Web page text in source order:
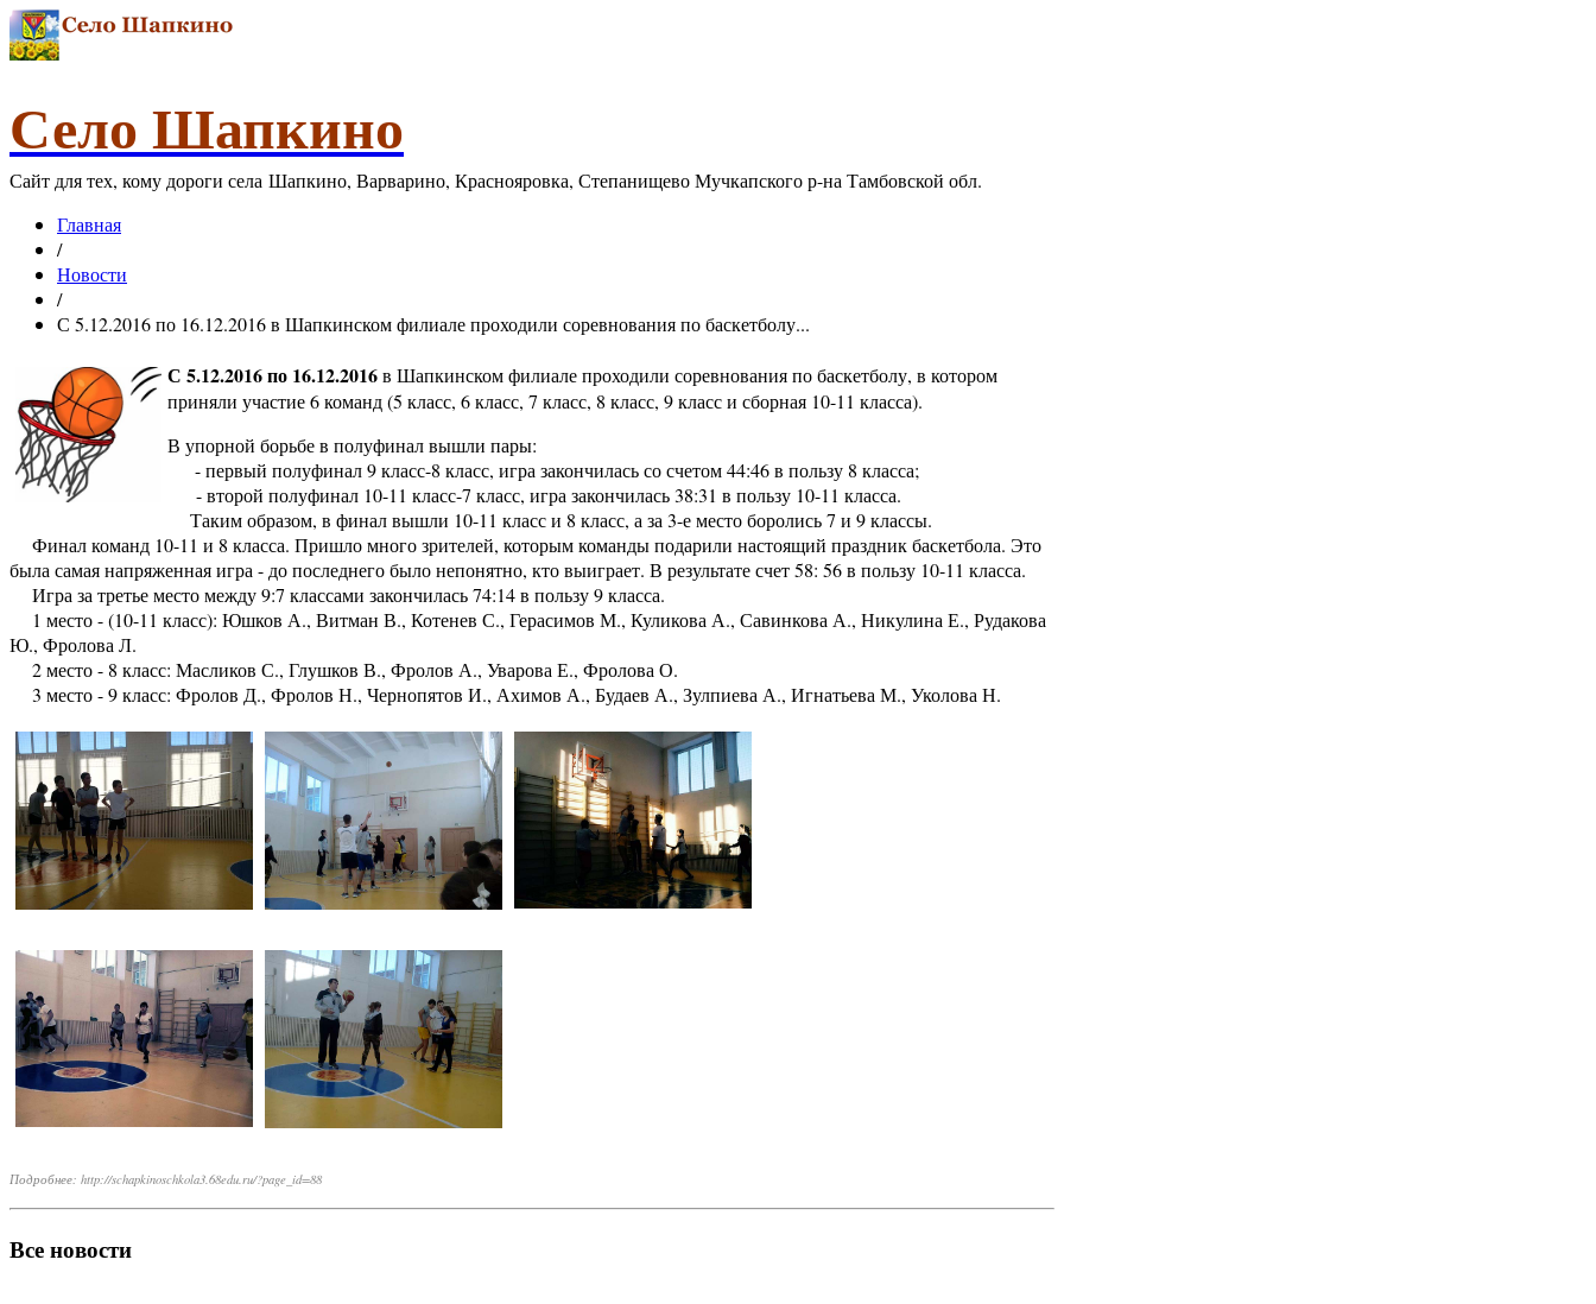
Село Шапкино
Сайт для тех, кому дороги села Шапкино, Варварино, Краснояровка, Степанищево Мучкапского р-на Тамбовской обл.
Главная
/
Новости
/
С 5.12.2016 по 16.12.2016 в Шапкинском филиале проходили соревнования по баскетболу...
С 5.12.2016 по 16.12.2016в Шапкинском филиале проходили соревнования по баскетболу, в котором
приняли участие 6 команд (5 класс, 6 класс, 7 класс, 8 класс, 9 класс и сборная 10-11 класса).
В упорной борьбе в полуфинал вышли пары:
- первый полуфинал 9 класс-8 класс, игра закончилась со счетом 44:46 в пользу 8 класса;
- второй полуфинал 10-11 класс-7 класс, игра закончилась 38:31 в пользу 10-11 класса.
Таким образом, в финал вышли 10-11 класс и 8 класс, а за 3-е место боролись 7 и 9 классы.
Финал команд 10-11 и 8 класса. Пришло много зрителей, которым команды подарили настоящий праздник баскетбола. Это
была самая напряженная игра - до последнего было непонятно, кто выиграет. В результате счет 58: 56 в пользу 10-11 класса.
Игра за третье место между 9:7 классами закончилась 74:14 в пользу 9 класса.
1 место - (10-11 класс): Юшков А., Витман В., Котенев С., Герасимов М., Куликова А., Савинкова А., Никулина Е., Рудакова
Ю., Фролова Л.
2 место - 8 класс: Масликов С., Глушков В., Фролов А., Уварова Е., Фролова О.
3 место - 9 класс: Фролов Д., Фролов Н., Чернопятов И., Ахимов А., Будаев А., Зулпиева А., Игнатьева М., Уколова Н.
Подробнее: http://schapkinoschkola3.68edu.ru/?page_id=88
Все новости